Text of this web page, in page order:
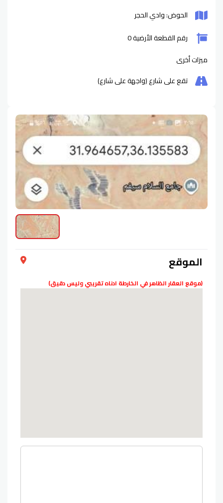
الموقع
(موقع العقار الظاهر في الخارطة ادناه تقريبي وليس دقيق)
الحوض: وادي الحجر
رقم القطعة الأرضية 0
ميزات أخرى
تقع على شارع (واجهة على شارع)